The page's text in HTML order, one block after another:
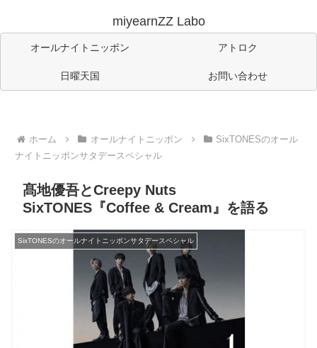
miyearnZZ Labo
オールナイトニッポン アトロク
日曜天国 お問い合わせ
ホーム オールナイトニッポン
SixTONESのオール
ナイトニッポンサタデースペシャル
髙地優吾とCreepy Nuts
SixTONES『Coffee & Cream』を語る
SixTONESのオールナイトニッポンサタデースペシャル